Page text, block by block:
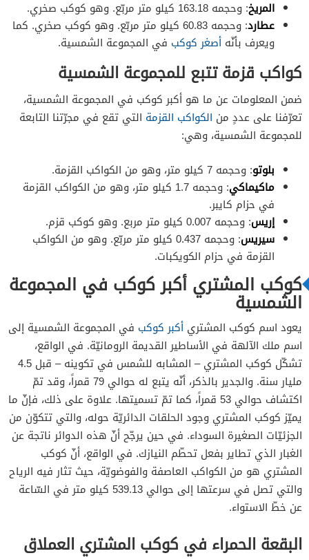
المريخ: وحجمه 163.18 كيلو متر مربّع. وهو كوكب صخري.
عطارد
: وحجمه 60.83 كيلو متر مربّع. وهو كوكب صخري. كما
ويعرف بأنّه أصغر كوكب في المجموعة الشمسية.
كواكب قزمة تتبع للمجموعة الشمسية
ضمن المعلومات عن ما هو أكبر كوكب في المجموعة الشمسية،
تعرّفنا على عددٍ من الكواكب القزمة التي تقع في مجرّتنا التابعة
للمجموعة الشمسية، وهي:
بلوتو: وحجمه 7 كيلو متر، وهو من الكواكب القزمة.
ماكيماكي
: وحجمه 1.7 كيلو متر، وهو من الكواكب القزمة
في حزام كايبر.
إريس: وحجمه 0.007 كيلو متر مربع. وهو كوكب قزم.
سيريس
: وحجمه 0.437 كيلو متر مربّع. وهو من الكواكب
القزمة في حزام الكويكبات.
كوكب المشتري أكبر كوكب في المجموعة
الشمسية
يعود اسم كوكب المشتري أكبر كوكب في المجموعة الشمسية إلى
اسم ملك الآلهة في الأساطير القديمة الرومانيّة. في الواقع،
تشكّل كوكب المشتري – المشابه للشمس في تكوينه – قبل 4.5
مليار سنة. والجدير بالذكر، أنّه يتبع له حوالي 79 قمراً، وقد تمّ
اكتشاف حوالي 53 قمراً، كما تمّ تسميتها. علاوة على ذلك، فإنّ ما
يميّز كوكب المشتري وجود الحلقات الدائريّة حوله، والتي تتكوّن من
الجزئيّات الصغيرة السوداء. في حين يرجّح أنّ هذه الدوائر ناتجة عن
الغبار الذي تطاير بفعل تحطّم النيازك. في الواقع، أنّ كوكب
المشتري هو من الكواكب العاصفة والفوضويّة، حيث تثار فيه الرياح
والتي تصل في سرعتها إلى حوالي 539.13 كيلو متر في السّاعة
عن خطّ الاستواء.
البقعة الحمراء في كوكب المشتري العملاق